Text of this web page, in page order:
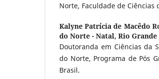
Norte, Faculdade de Ciências
Kalyne Patrícia de Macêdo
do Norte - Natal, Rio
Doutoranda em Ciências da
do Norte, Programa de Pós
Brasil.